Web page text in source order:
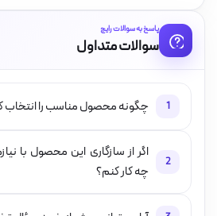
پاسخ به سوالات رایج
سوالات متداول
1 چگونه محصول مناسب را انتخاب
2
اگر از سازگاری این محصول با
چه کار کنم؟